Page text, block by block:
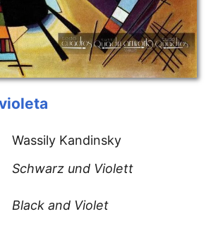
Wassily Kandinsky
Schwarz und Violett
Black and Violet